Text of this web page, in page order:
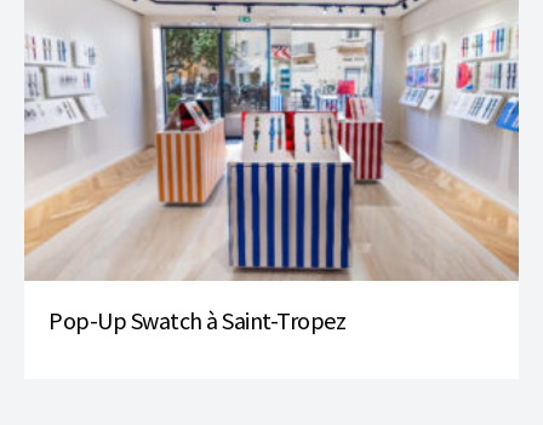
Pop-Up Swatch à Saint-Tropez